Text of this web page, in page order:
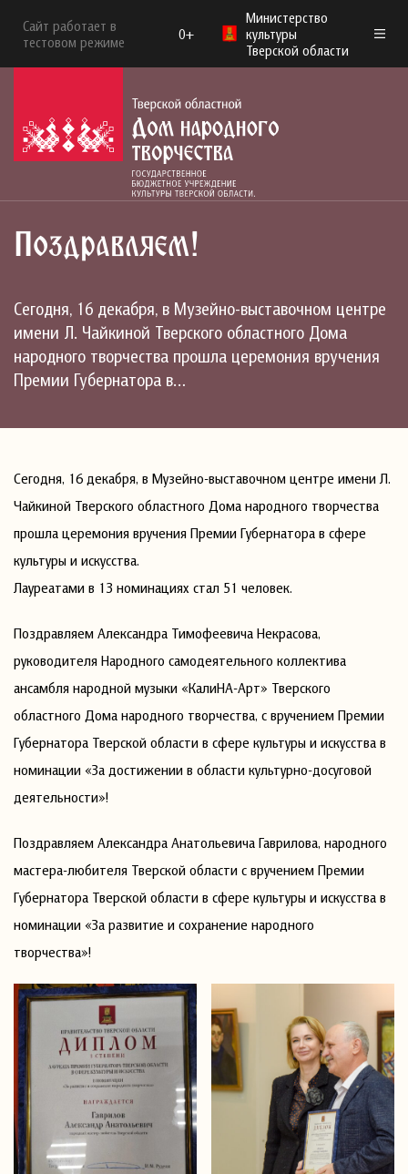
Сайт работает в
тестовом режиме
0+
Министерство
культуры
Тверской области
Поздравляем!
Сегодня, 16 декабря, в Музейно-выставочном центре
имени Л. Чайкиной Тверского областного Дома
народного творчества прошла церемония вручения
Премии Губернатора в…
Сегодня, 16 декабря, в Музейно-выставочном центре имени Л.
Чайкиной Тверского областного Дома народного творчества
прошла церемония вручения Премии Губернатора в сфере
культуры и искусства.
Лауреатами в 13 номинациях стал 51 человек.
Поздравляем Александра Тимофеевича Некрасова,
руководителя Народного самодеятельного коллектива
ансамбля народной музыки «КалиНА-Арт» Тверского
областного Дома народного творчества, с вручением Премии
Губернатора Тверской области в сфере культуры и искусства в
номинации «За достижении в области культурно-досуговой
деятельности»!
Поздравляем Александра Анатольевича Гаврилова, народного
мастера-любителя Тверской области с вручением Премии
Губернатора Тверской области в сфере культуры и искусства в
номинации «За развитие и сохранение народного
творчества»!